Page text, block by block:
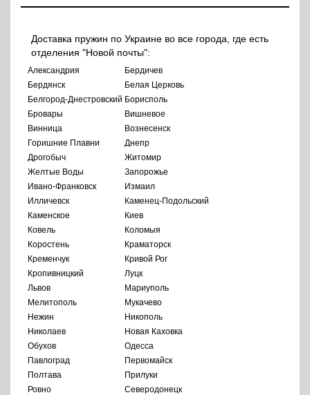
Доставка пружин по Украине во все города, где есть
отделения "Новой почты":
Александрия
Бердичев
Бердянск
Белая Церковь
Белгород-Днестровский Борисполь
Бровары
Вишневое
Винница
Вознесенск
Горишние Плавни
Днепр
Дрогобыч
Житомир
Желтые Воды
Запорожье
Ивано-Франковск
Измаил
Илличевск
Каменец-Подольский
Каменское
Киев
Ковель
Коломыя
Коростень
Краматорск
Кременчук
Кривой Рог
Кропивницкий
Луцк
Львов
Мариуполь
Мелитополь
Мукачево
Нежин
Никополь
Николаев
Новая Каховка
Обухов
Одесса
Павлоград
Первомайск
Полтава
Прилуки
Ровно
Северодонецк